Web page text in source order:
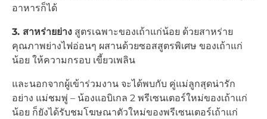
อาหารก็ได้
3. สาหร่ายย่าง สูตรเฉพาะของเถ้าแก่น้อย ด้วยสาหร่าย
คุณภาพย่างไฟอ่อนๆ ผสานด้วยซอสสูตรพิเศษ ของเถ้าแก่
น้อย ให้ความกรอบ เขี้ยวเพลิน
และนอกจากผู้เข้าร่วมงาน จะได้พบกับ คู่แม่ลูกสุดน่ารัก
อย่าง แม่ชมพู่ – น้องแอบิเกล 2 พรีเซนเตอร์ใหม่ของเถ้าแก่
น้อย ก็ยังได้รับชมโฆษณาตัวใหม่ของพรีเซนเตอร์เถ้าแก่